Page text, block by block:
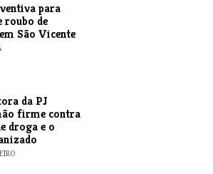
para
roubo de
São Vicente
da PJ
firme contra
droga e o